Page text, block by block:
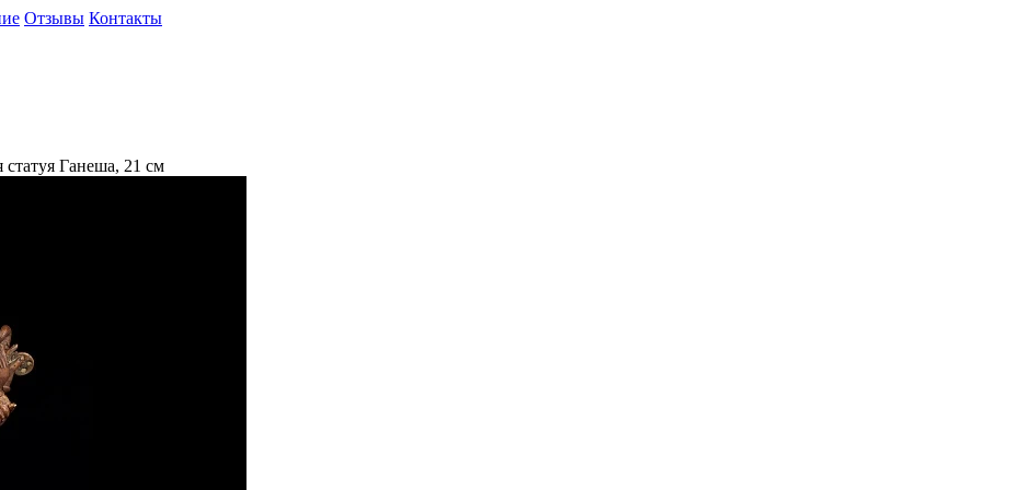
Отзывы Контакты
статуя Ганеша, 21 см